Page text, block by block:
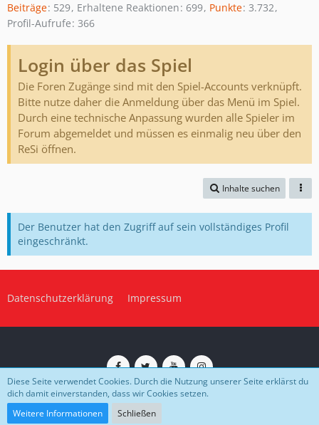
Beiträge 529 Erhaltene Reaktionen 699 Punkte 3.732
Profil-Aufrufe 366
Login über das Spiel
Die Foren Zugänge sind mit den Spiel-Accounts verknüpft.
Bitte nutze daher die Anmeldung über das Menü im Spiel.
Durch eine technische Anpassung wurden alle Spieler im
Forum abgemeldet und müssen es einmalig neu über den
ReSi öffnen.
Inhalte suchen
Der Benutzer hat den Zugriff auf sein vollständiges Profil
eingeschränkt.
Datenschutzerklärung Impressum
Impressum Datenschutz
Community-Software:
Diese Seite verwendet Cookies. Durch die Nutzung unserer Seite erklärst du
dich damit einverstanden, dass wir Cookies setzen.
Weitere Informationen
Schließen